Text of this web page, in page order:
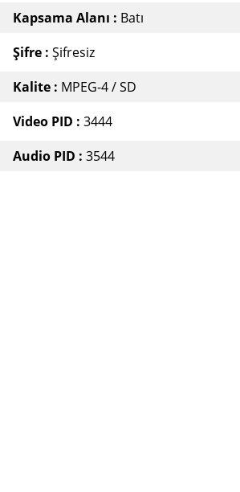
Kapsama Alanı : Batı
Şifre : Şifresiz
Kalite : MPEG-4 / SD
Video PID : 3444
Audio PID : 3544